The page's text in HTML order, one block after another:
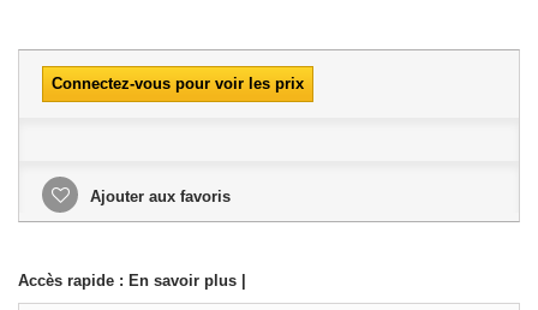
Connectez-vous pour voir les prix
Ajouter aux favoris
Accès rapide : En savoir plus